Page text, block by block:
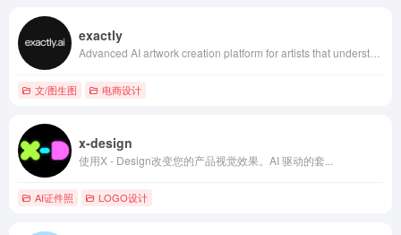
exactly
文/图生图 电商设计
x-design
使用X - Design改变您的产品视觉效果。AI 驱动的套...
AI证件照 LOGO设计